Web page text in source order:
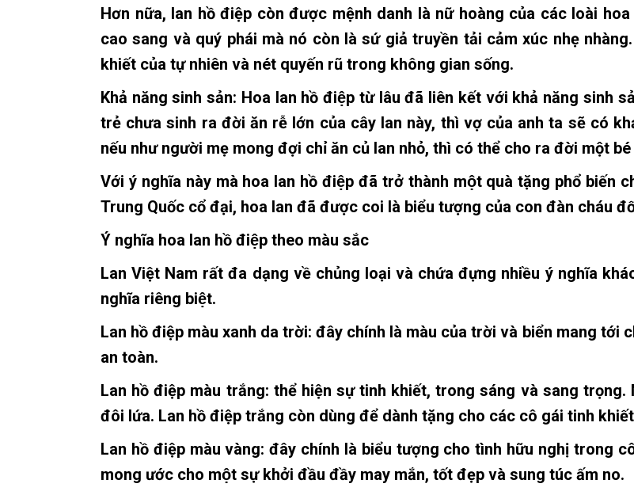
Hơn nữa, lan hồ điệp còn được mệnh danh là nữ hoàng của các loài
cao sang và quý phái mà nó còn là sứ giả truyền tải cảm xúc nhẹ
khiết của tự nhiên và nét quyến rũ trong không gian sống.
Khả năng sinh sản: Hoa lan hồ điệp từ lâu đã liên kết với khả năng sinh
trẻ chưa sinh ra đời ăn rễ lớn của cây lan này, thì vợ của anh ta sẽ có
nếu như người mẹ mong đợi chỉ ăn củ lan nhỏ, thì có thể cho ra đời một
Với ý nghĩa này mà hoa lan hồ điệp đã trở thành một quà tặng phổ biến
Trung Quốc cổ đại, hoa lan đã được coi là biểu tượng của con đàn cháu
Ý nghĩa hoa lan hồ điệp theo màu sắc
Lan Việt Nam rất đa dạng về chủng loại và chứa đựng nhiều ý nghĩa
nghĩa riêng biệt.
Lan hồ điệp màu xanh da trời: đây chính là màu của trời và biển mang tới
an toàn.
Lan hồ điệp màu trắng: thể hiện sự tinh khiết, trong sáng và sang
đôi lứa. Lan hồ điệp trắng còn dùng để dành tặng cho các cô gái tinh
Lan hồ điệp màu vàng: đây chính là biểu tượng cho tình hữu nghị trong
mong ước cho một sự khởi đầu đầy may mắn, tốt đẹp và sung túc ấm no.